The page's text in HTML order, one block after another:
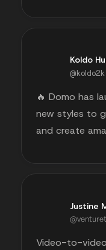
Koldo
@koldo2k
🔥 Domo has
new styles to
and create
Justine
Video-to-